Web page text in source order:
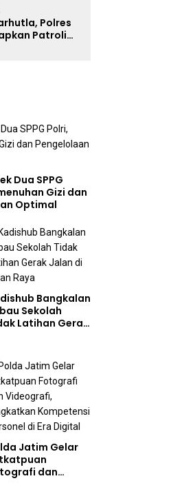
Polres
Patroli
Dua SPPG
Gizi dan
Optimal
Bangkalan
Sekolah
Latihan Gerak
Jatim Gelar
dan